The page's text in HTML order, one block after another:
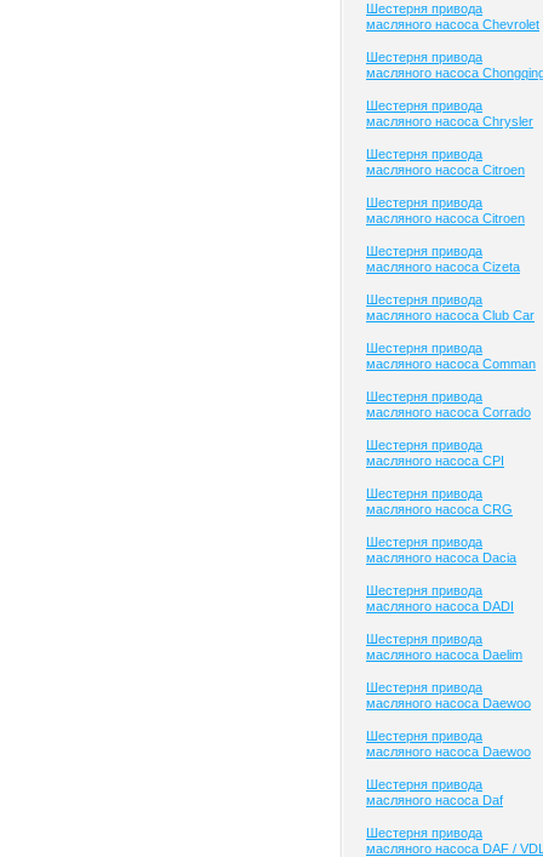
Шестерня привода
масляного насоса Chevrolet
Шестерня привода
масляного насоса
Шестерня привода
масляного насоса Chrysler
Шестерня привода
масляного насоса Citroen
Шестерня привода
масляного насоса Citroen
Шестерня привода
масляного насоса Cizeta
Шестерня привода
масляного насоса Club Сar
Шестерня привода
масляного насоса Comman
Шестерня привода
масляного насоса Corrado
Шестерня привода
масляного насоса CPI
Шестерня привода
масляного насоса CRG
Шестерня привода
масляного насоса Dacia
Шестерня привода
масляного насоса DADI
Шестерня привода
масляного насоса Daelim
Шестерня привода
масляного насоса Daewoo
Шестерня привода
масляного насоса Daewoo
Шестерня привода
масляного насоса Daf
Шестерня привода
масляного насоса DAF /